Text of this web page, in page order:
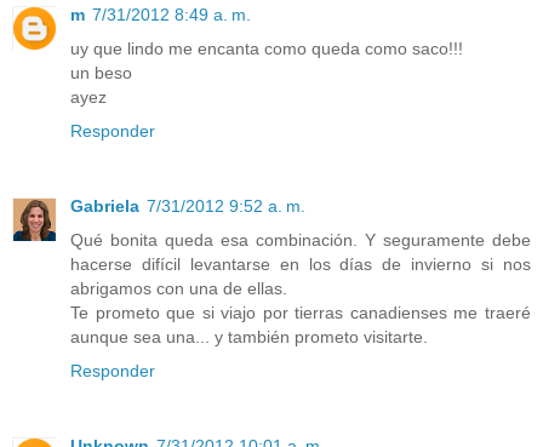
m 7/31/2012 8:49 a. m.
uy que lindo me encanta como queda como saco!!!
un beso
ayez
Responder
Gabriela 7/31/2012 9:52 a. m.
Qué bonita queda esa combinación. Y seguramente debe
hacerse difícil levantarse en los días de invierno si nos
abrigamos con una de ellas.
Te prometo que si viajo por tierras canadienses me traeré
aunque sea una... y también prometo visitarte.
Responder